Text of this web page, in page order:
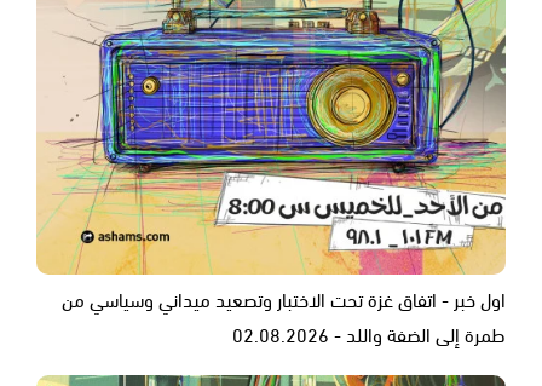
اول خبر - اتفاق غزة تحت الاختبار وتصعيد ميداني وسياسي من
طمرة إلى الضفة واللد - 02.08.2026